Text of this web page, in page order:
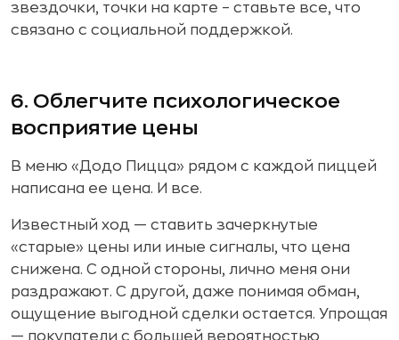
звездочки, точки на карте – ставьте все, что
связано с социальной поддержкой.
6. Облегчите психологическое
восприятие цены
В меню «Додо Пицца» рядом с каждой пиццей
написана ее цена. И все.
Известный ход — ставить зачеркнутые
«старые» цены или иные сигналы, что цена
снижена. С одной стороны, лично меня они
раздражают. С другой, даже понимая обман,
ощущение выгодной сделки остается. Упрощая
— покупатели с большей вероятностью